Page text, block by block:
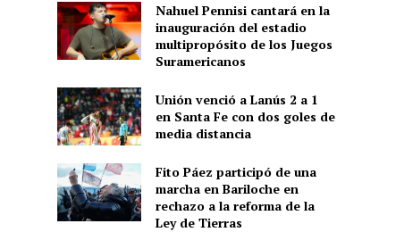
Nahuel Pennisi cantará en la
inauguración del estadio
multipropósito de los Juegos
Suramericanos
Unión venció a Lanús 2 a 1
en Santa Fe con dos goles de
media distancia
Fito Páez participó de una
marcha en Bariloche en
rechazo a la reforma de la
Ley de Tierras